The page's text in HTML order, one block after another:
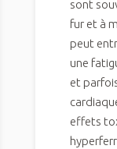
sont
fur et à
peut
une
et
effets